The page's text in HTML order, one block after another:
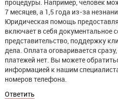
процедуры. Например, человек
7 месяцев, а 1,5 года из-за
Юридическая помощь
включает в себя документальное
представительство, поддержку
дела. Оплата оговаривается
платежей нет. Вы можете
информацией к нашим
номеров телефона.
Ответить